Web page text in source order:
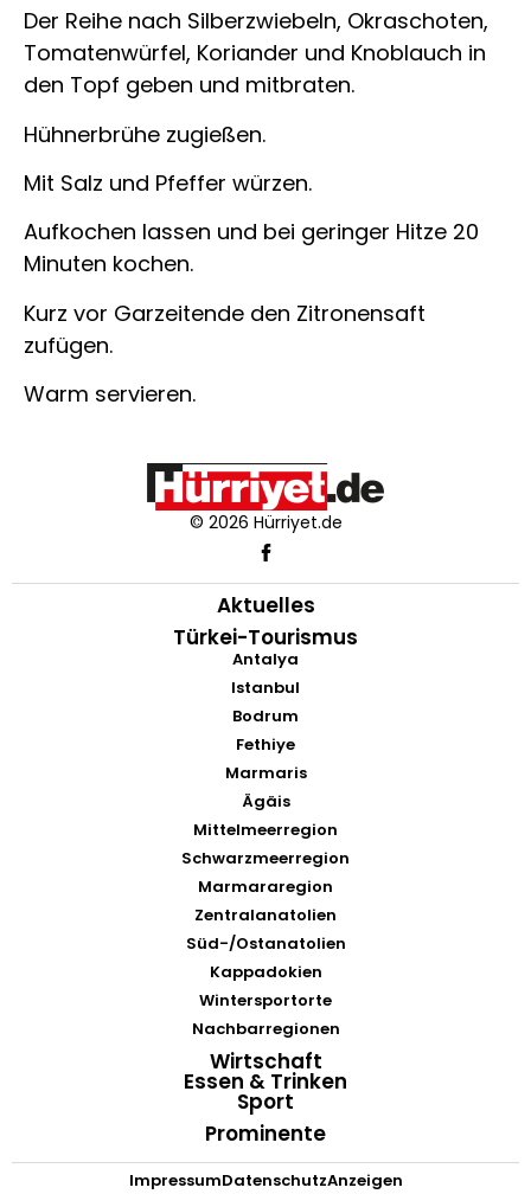
Der Reihe nach Silberzwiebeln, Okraschoten,
Tomatenwürfel, Koriander und Knoblauch in
den Topf geben und mitbraten.
Hühnerbrühe zugießen.
Mit Salz und Pfeffer würzen.
Aufkochen lassen und bei geringer Hitze 20
Minuten kochen.
Kurz vor Garzeitende den Zitronensaft
zufügen.
Warm servieren.
© 2026 Hürriyet.de
Aktuelles
Türkei-Tourismus
Antalya
Istanbul
Bodrum
Fethiye
Marmaris
Ägäis
Mittelmeerregion
Schwarzmeerregion
Marmararegion
Zentralanatolien
Süd-/Ostanatolien
Kappadokien
Wintersportorte
Nachbarregionen
Wirtschaft
Essen & Trinken
Sport
Prominente
ImpressumDatenschutzAnzeigen